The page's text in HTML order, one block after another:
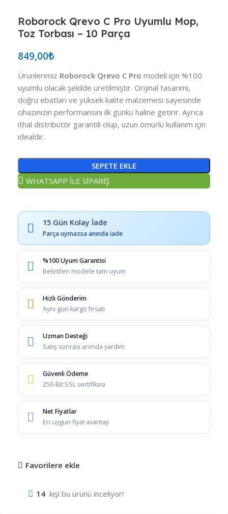
Roborock Qrevo C Pro Uyumlu Mop,
Toz Torbası – 10 Parça
849,00₺
Ürünlerimiz Roborock Qrevo C Pro modeli için %100
uyumlu olacak şekilde üretilmiştir. Orijinal tasarımı,
doğru ebatları ve yüksek kalite malzemesi sayesinde
cihazınızın performansını ilk günkü haline getirir. Ayrıca
ithal distribütör garantili olup, uzun ömürlü kullanım için
idealdir.
SEPETE EKLE
WHATSAPP İLE SİPARİŞ
15 Gün Kolay İade
Parça uymazsa anında iade
%100 Uyum Garantisi
Belirtilen modele tam uyum
Hızlı Gönderim
Aynı gün kargo fırsatı
Uzman Desteği
Satış sonrası anında yardım
Güvenli Ödeme
256-Bit SSL sertifikası
Net Fiyatlar
En uygun fiyat avantajı
Favorilere ekle
14 kişi bu ürünü inceliyor!